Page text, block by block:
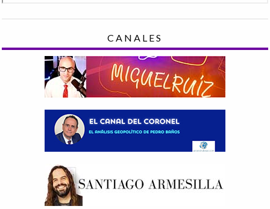
CANALES